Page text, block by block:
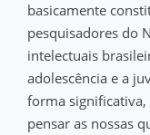
basicamente
pesquisadores do
intelectuais
adolescência e a
forma significativa,
pensar as nossas